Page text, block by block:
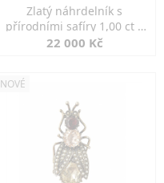
Zlatý náhrdelník s
přírodními safíry 1,00 ct a
diamanty
22 000 Kč
NOVÉ